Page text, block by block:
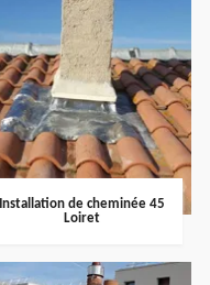
Installation de cheminée 45
Loiret